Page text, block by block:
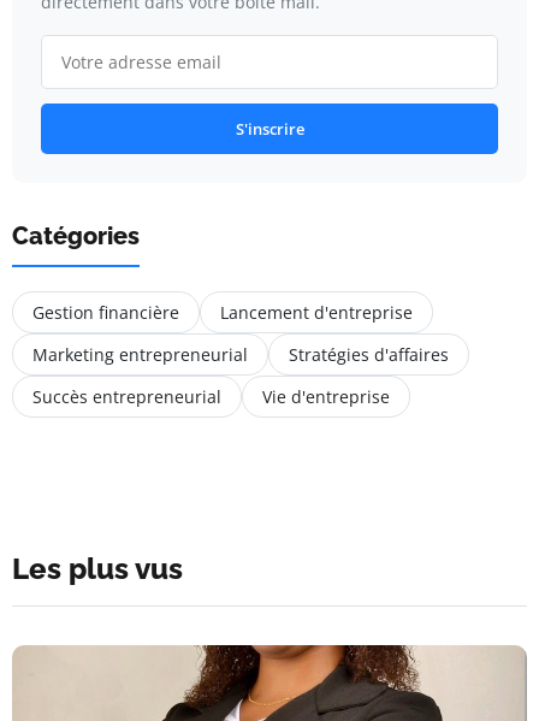
S'inscrire
Catégories
Gestion financière
Lancement d'entreprise
Marketing entrepreneurial
Stratégies d'affaires
Succès entrepreneurial
Vie d'entreprise
Les plus vus